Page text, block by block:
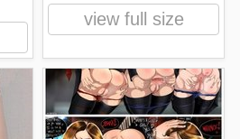
view full size